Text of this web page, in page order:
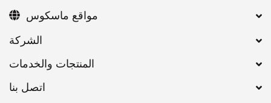
اتصل بنا
مواقع ماسكوس